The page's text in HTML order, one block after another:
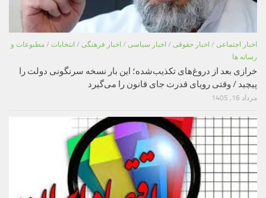
اخبار اجتماعی / اخبار حقوقی / اخبار سیاسی / اخبار فرهنگی / انتخابات / مطبوعات و
رسانه ها
خرازی بعد از دروغ‌های تکذیب‌شده؛ این بار نسخه سرنگونی دولت را
پیچید / وقتی رویای قدرت جای قانون را می‌گیرد
مرداد 16, 1405